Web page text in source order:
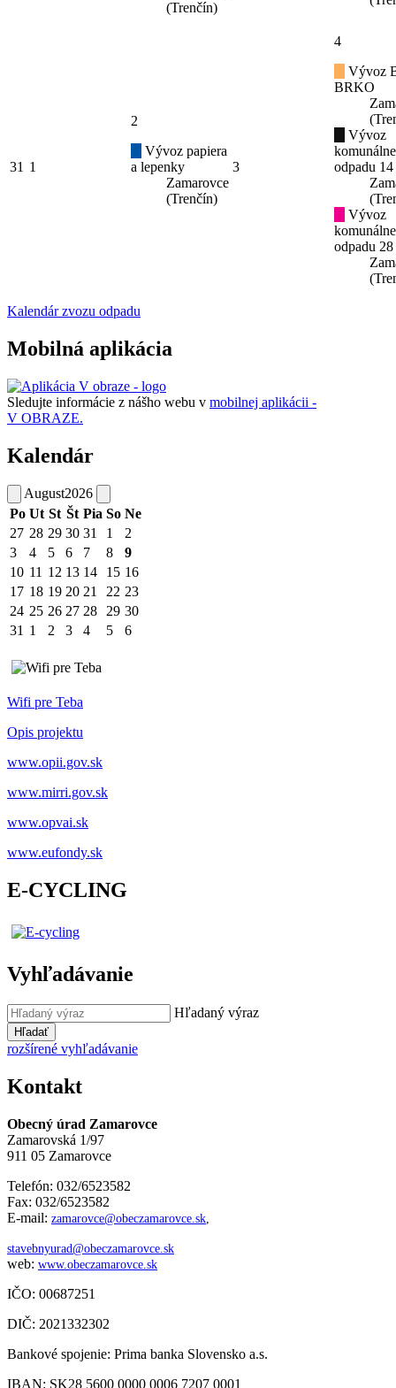
(Trenčín)
31 1
2
Vývoz papiera
a lepenky
Zamarovce
(Trenčín)
3
4
Vývoz
BRKO
Vývoz
odpadu
Vývoz
odpadu
Kalendár zvozu odpadu
Mobilná aplikácia
Sledujte informácie z nášho webu v mobilnej aplikácii -
V OBRAZE.
Kalendár
August2026
Po Ut St Št Pia So Ne
27 28 29 30 31 1
2
3
4 5 6 7 8
9
10 11 12 13 14 15 16
17 18 19 20 21 22 23
24 25 26 27 28 29 30
31 1 2 3 4 5 6
Wifi pre Teba
Opis projektu
www.opii.gov.sk
www.mirri.gov.sk
www.opvai.sk
www.eufondy.sk
E-CYCLING
Vyhľadávanie
Hľadaný výraz
Hľadať
rozšírené vyhľadávanie
Kontakt
Obecný úrad Zamarovce
Zamarovská 1/97
911 05 Zamarovce
Telefón: 032/6523582
Fax: 032/6523582
E-mail: zamarovce@obeczamarovce.sk
stavebnyurad@obeczamarovce.sk
web: www.obeczamarovce.sk
IČO: 00687251
DIČ: 2021332302
Bankové spojenie: Prima banka Slovensko a.s.
IBAN: SK28 5600 0000 0006 7207 0001